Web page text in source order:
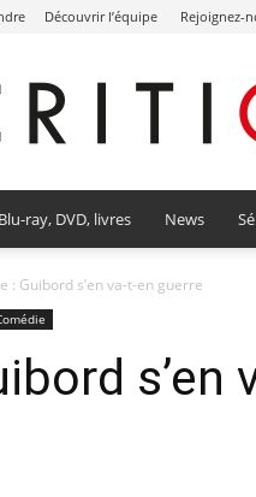
Découvrir l’équipe Rejoignez-
Blu-ray, DVD, livres News
: Guibord s’en va-t-en guerre
s’en